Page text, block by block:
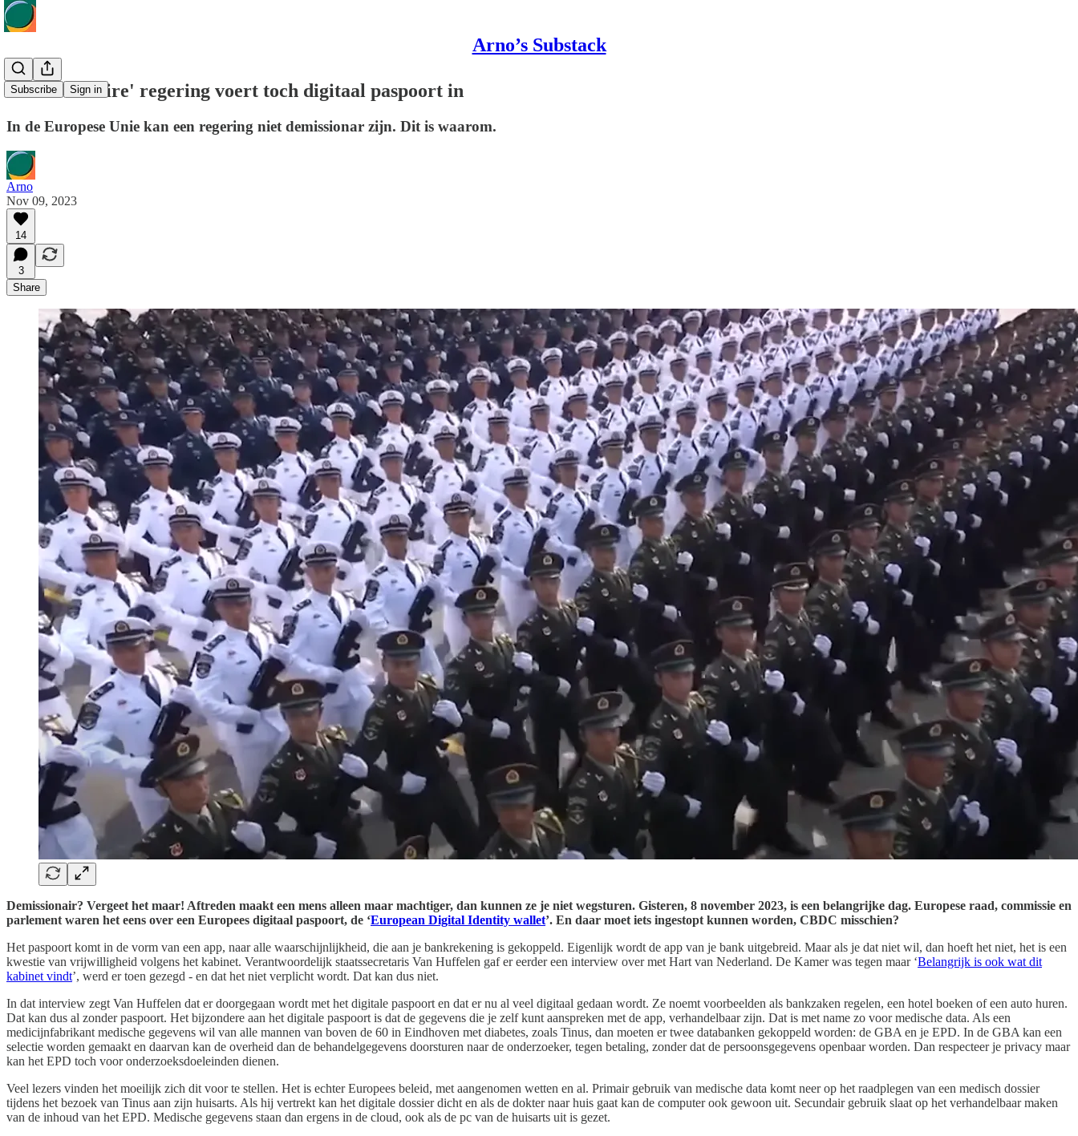
Arno’s Substack
Subscribe Sign in
'Demissionaire' regering voert toch digitaal paspoort in
In de Europese Unie kan een regering niet demissionar zijn. Dit is waarom.
Arno
Nov 09, 2023
14
3
Share
Demissionair? Vergeet het maar! Aftreden maakt een mens alleen maar machtiger, dan kunnen ze je niet wegsturen. Gisteren, 8 november 2023, is een belangrijke dag. Europese raad, commissie en
parlement waren het eens over een Europees digitaal paspoort, de ‘European Digital Identity wallet’. En daar moet iets ingestopt kunnen worden, CBDC misschien?
Het paspoort komt in de vorm van een app, naar alle waarschijnlijkheid, die aan je bankrekening is gekoppeld. Eigenlijk wordt de app van je bank uitgebreid. Maar als je dat niet wil, dan hoeft het niet, het is een
kwestie van vrijwilligheid volgens het kabinet. Verantwoordelijk staatssecretaris Van Huffelen gaf er eerder een interview over met Hart van Nederland. De Kamer was tegen maar ‘Belangrijk is ook wat dit
kabinet vindt’, werd er toen gezegd - en dat het niet verplicht wordt. Dat kan dus niet.
In dat interview zegt Van Huffelen dat er doorgegaan wordt met het digitale paspoort en dat er nu al veel digitaal gedaan wordt. Ze noemt voorbeelden als bankzaken regelen, een hotel boeken of een auto huren.
Dat kan dus al zonder paspoort. Het bijzondere aan het digitale paspoort is dat de gegevens die je zelf kunt aanspreken met de app, verhandelbaar zijn. Dat is met name zo voor medische data. Als een
medicijnfabrikant medische gegevens wil van alle mannen van boven de 60 in Eindhoven met diabetes, zoals Tinus, dan moeten er twee databanken gekoppeld worden: de GBA en je EPD. In de GBA kan een
selectie worden gemaakt en daarvan kan de overheid dan de behandelgegevens doorsturen naar de onderzoeker, tegen betaling, zonder dat de persoonsgegevens openbaar worden. Dan respecteer je privacy maar
kan het EPD toch voor onderzoeksdoeleinden dienen.
Veel lezers vinden het moeilijk zich dit voor te stellen. Het is echter Europees beleid, met aangenomen wetten en al. Primair gebruik van medische data komt neer op het raadplegen van een medisch dossier
tijdens het bezoek van Tinus aan zijn huisarts. Als hij vertrekt kan het digitale dossier dicht en als de dokter naar huis gaat kan de computer ook gewoon uit. Secundair gebruik slaat op het verhandelbaar maken
van de inhoud van het EPD. Medische gegevens staan dan ergens in de cloud, ook als de pc van de huisarts uit is gezet.